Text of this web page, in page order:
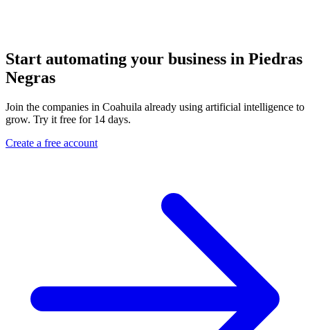
Start automating your business in Piedras
Negras
Join the companies in Coahuila already using artificial intelligence to
grow. Try it free for 14 days.
Create a free account